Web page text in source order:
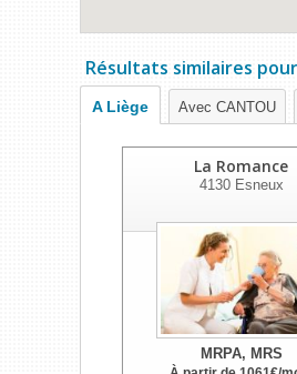
Résultats similaires
A Liège Avec CANTOU
La Romance
4130Esneux
MRPA, MRS